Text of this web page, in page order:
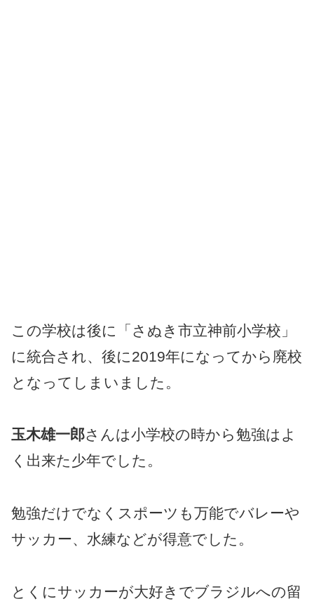
この学校は後に「さぬき市立神前小学校」
に統合され、後に2019年になってから廃校
となってしまいました。
玉木雄一郎さんは小学校の時から勉強はよ
く出来た少年でした。
勉強だけでなくスポーツも万能でバレーや
サッカー、水練などが得意でした。
とくにサッカーが大好きでブラジルへの留